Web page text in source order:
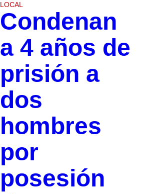
LOCAL
Condenan
a 4 años de
prisión a
dos
hombres
por
posesión